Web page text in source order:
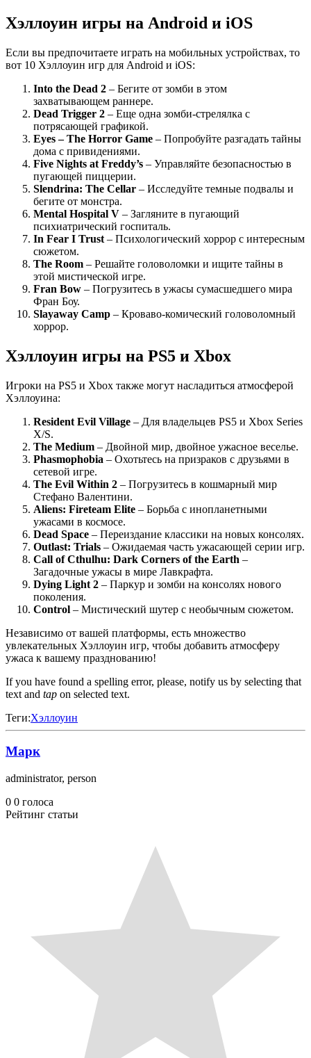
Хэллоуин игры на Android и iOS
Если вы предпочитаете играть на мобильных устройствах, то
вот 10 Хэллоуин игр для Android и iOS:
Into the Dead 2 – Бегите от зомби в этом
захватывающем раннере.
Dead Trigger 2 – Еще одна зомби-стрелялка с
потрясающей графикой.
Eyes – The Horror Game – Попробуйте разгадать тайны
дома с привидениями.
Five Nights at Freddy’s – Управляйте безопасностью в
пугающей пиццерии.
Slendrina: The Cellar – Исследуйте темные подвалы и
бегите от монстра.
Mental Hospital V – Загляните в пугающий
психиатрический госпиталь.
In Fear I Trust – Психологический хоррор с интересным
сюжетом.
The Room – Решайте головоломки и ищите тайны в
этой мистической игре.
Fran Bow – Погрузитесь в ужасы сумасшедшего мира
Фран Боу.
Slayaway Camp – Кроваво-комический головоломный
хоррор.
Хэллоуин игры на PS5 и Xbox
Игроки на PS5 и Xbox также могут насладиться атмосферой
Хэллоуина:
Resident Evil Village – Для владельцев PS5 и Xbox Series
X/S.
The Medium – Двойной мир, двойное ужасное веселье.
Phasmophobia – Охотьтесь на призраков с друзьями в
сетевой игре.
The Evil Within 2 – Погрузитесь в кошмарный мир
Стефано Валентини.
Aliens: Fireteam Elite – Борьба с инопланетными
ужасами в космосе.
Dead Space – Переиздание классики на новых консолях.
Outlast: Trials – Ожидаемая часть ужасающей серии игр.
Call of Cthulhu: Dark Corners of the Earth –
Загадочные ужасы в мире Лавкрафта.
Dying Light 2 – Паркур и зомби на консолях нового
поколения.
Control – Мистический шутер с необычным сюжетом.
Независимо от вашей платформы, есть множество
увлекательных Хэллоуин игр, чтобы добавить атмосферу
ужаса к вашему празднованию!
If you have found a spelling error, please, notify us by selecting that
text and tap on selected text.
Теги:Хэллоуин
Марк
administrator, person
0 0 голоса
Рейтинг статьи